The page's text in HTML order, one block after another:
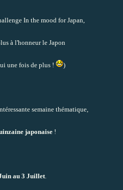
In the mood for Japan,
à l'honneur le Japon
une fois de plus ! )
semaine thématique,
japonaise !
au 3 Juillet.